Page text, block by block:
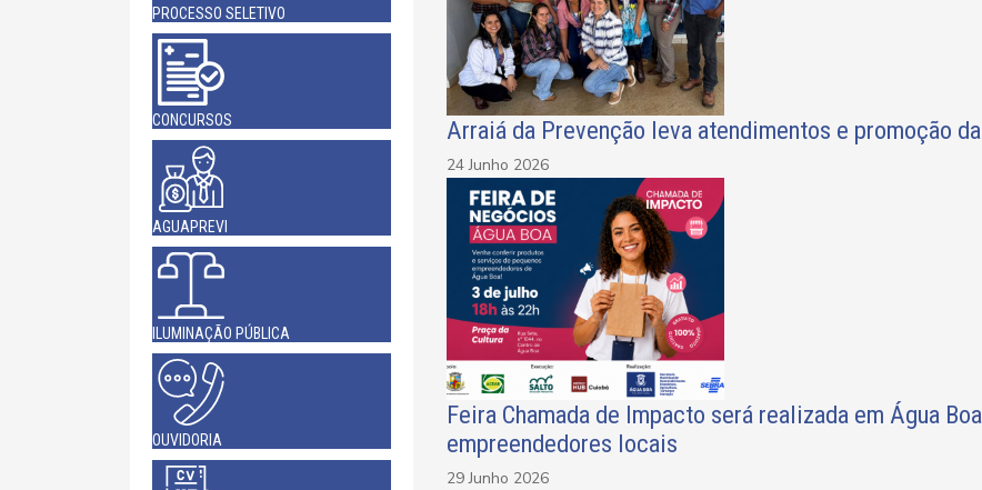
PROCESSO SELETIVO
CONCURSOS
AGUAPREVI
ILUMINAÇÃO PÚBLICA
OUVIDORIA
Arraiá da Prevenção leva atendimentos e promoção
24 Junho 2026
Feira Chamada de Impacto será realizada em Água
empreendedores locais
29 Junho 2026